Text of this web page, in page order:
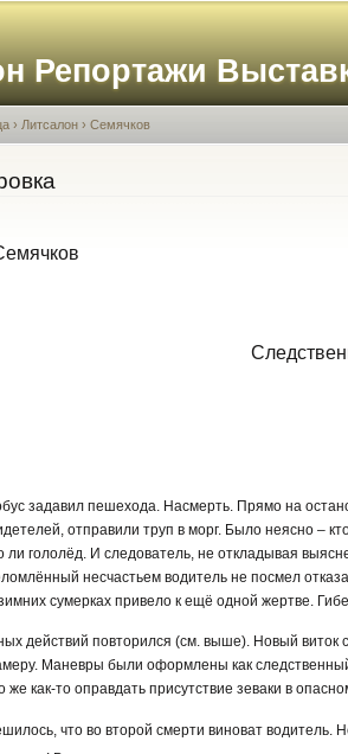
Репортажи
› Литсалон › Семячков
задавил пешехода. Насмерть. Прямо на
отправили труп в морг. Было неясно –
ли гололёд. И следователь, не откладывая
несчастьем водитель не посмел
сумерках привело к ещё одной жертве.
действий повторился (см. выше). Новый виток
Маневры были оформлены как
же как-то оправдать присутствие зеваки в
что во второй смерти виноват водитель.